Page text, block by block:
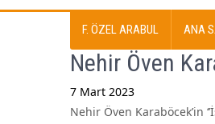
F. ÖZEL ARABUL ANA
Nehir Öven
7 Mart 2023
Nehir Öven Karaböcek’in